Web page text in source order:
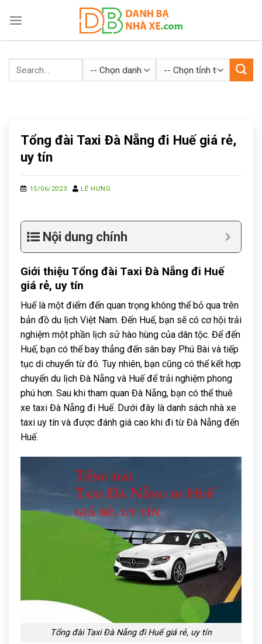
Tổng đài Taxi Đà Nẵng đi Huế giá rẻ,
uy tín
15/06/2023 LÊ HƯNG
Nội dung chính
Giới thiệu Tổng đài Taxi Đà Nẵng đi Huế
giá rẻ, uy tín
Huế là một điểm đến quan trọng không thể bỏ qua trên
bản đồ du lịch Việt Nam. Đến Huế, bạn sẽ có cơ hội trải
nghiệm một phần lịch sử hào hùng của dân tộc. Để đến
Huế, bạn có thể bay thẳng đến sân bay Phú Bài và tiếp
tục di chuyển từ đó. Tuy nhiên, bạn cũng có thể kết hợp
chuyến du lịch Đà Nẵng và Huế để trải nghiệm phong
phú hơn. Sau khi tham quan Đà Nẵng, bạn có thể thuê
xe taxi Đà Nẵng đi Huế. Dưới đây là danh sách nhà xe
taxi uy tín và được đánh giá cao khi đi từ Đà Nẵng đến
Huế.
Tổng đài Taxi Đà Nẵng đi Huế giá rẻ, uy tín